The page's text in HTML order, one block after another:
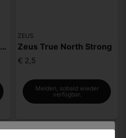
Zeus Frozen Citrus Strong
ZEUS
Zeus True North Strong
€ 2,5
Melden, sobald wieder
verfügbar.